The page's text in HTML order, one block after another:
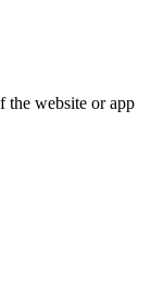
the website or app